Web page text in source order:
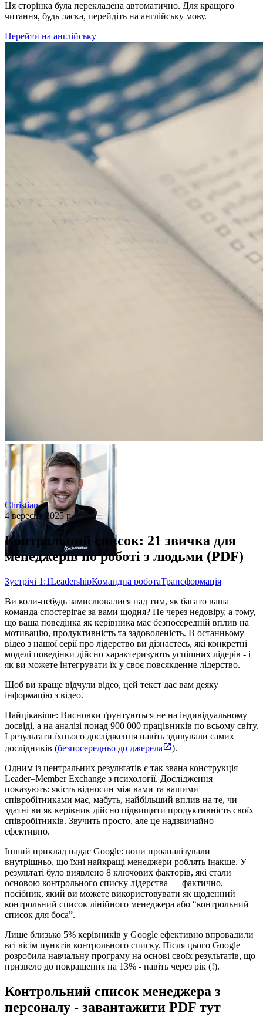
Ця сторінка була перекладена автоматично. Для кращого
читання, будь ласка, перейдіть на англійську мову.
Перейти на англійську
Christian
4 вересня 2025 р.
Контрольний список: 21 звичка для
менеджерів по роботі з людьми (PDF)
Зустрічі 1:1LeadershipКомандна роботаТрансформація
Ви коли-небудь замислювалися над тим, як багато ваша
команда спостерігає за вами щодня? Не через недовіру, а тому,
що ваша поведінка як керівника має безпосередній вплив на
мотивацію, продуктивність та задоволеність. В останньому
відео з нашої серії про лідерство ви дізнаєтесь, які конкретні
моделі поведінки дійсно характеризують успішних лідерів - і
як ви можете інтегрувати їх у своє повсякденне лідерство.
Щоб ви краще відчули відео, цей текст дає вам деяку
інформацію з відео.
Найцікавіше: Висновки ґрунтуються не на індивідуальному
досвіді, а на аналізі понад 900 000 працівників по всьому світу.
І результати їхнього дослідження навіть здивували самих
дослідників (безпосередньо до джерела
).
Одним із центральних результатів є так звана конструкція
Leader–Member Exchange з психології. Дослідження
показують: якість відносин між вами та вашими
співробітниками має, мабуть, найбільший вплив на те, чи
здатні ви як керівник дійсно підвищити продуктивність своїх
співробітників. Звучить просто, але це надзвичайно
ефективно.
Інший приклад надає Google: вони проаналізували
внутрішньо, що їхні найкращі менеджери роблять інакше. У
результаті було виявлено 8 ключових факторів, які стали
основою контрольного списку лідерства — фактично,
посібник, який ви можете використовувати як щоденний
контрольний список лінійного менеджера або “контрольний
список для боса”.
Лише близько 5% керівників у Google ефективно впровадили
всі вісім пунктів контрольного списку. Після цього Google
розробила навчальну програму на основі своїх результатів, що
призвело до покращення на 13% - навіть через рік (!).
Контрольний список менеджера з
персоналу - завантажити PDF тут